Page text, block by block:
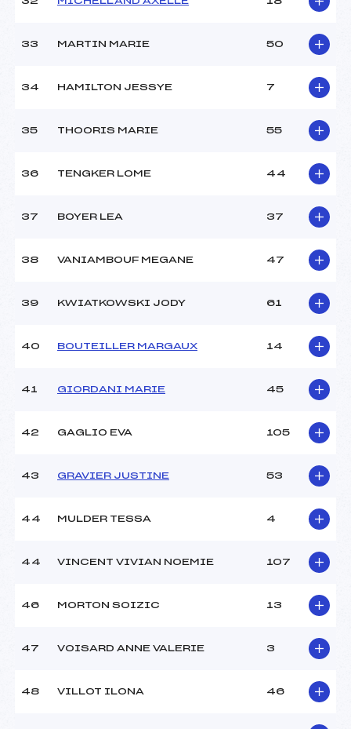
33 MARTIN MARIE 50
34 HAMILTON JESSYE 7
35 THOORIS MARIE 55
36 TENGKER LOME 44
37 BOYER LEA 37
38 VANIAMBOUF MEGANE 47
39 KWIATKOWSKI JODY 61
40 BOUTEILLER MARGAUX 14
41 GIORDANI MARIE 45
42 GAGLIO EVA 105
43 GRAVIER JUSTINE 53
44 MULDER TESSA 4
44 VINCENT VIVIAN NOEMIE 107
46 MORTON SOIZIC 13
47 VOISARD ANNE VALERIE 3
48 VILLOT ILONA 46